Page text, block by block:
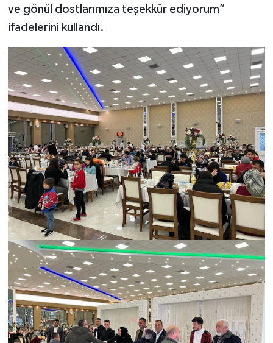
ve gönül dostlarımıza teşekkür ediyorum”
ifadelerini kullandı.